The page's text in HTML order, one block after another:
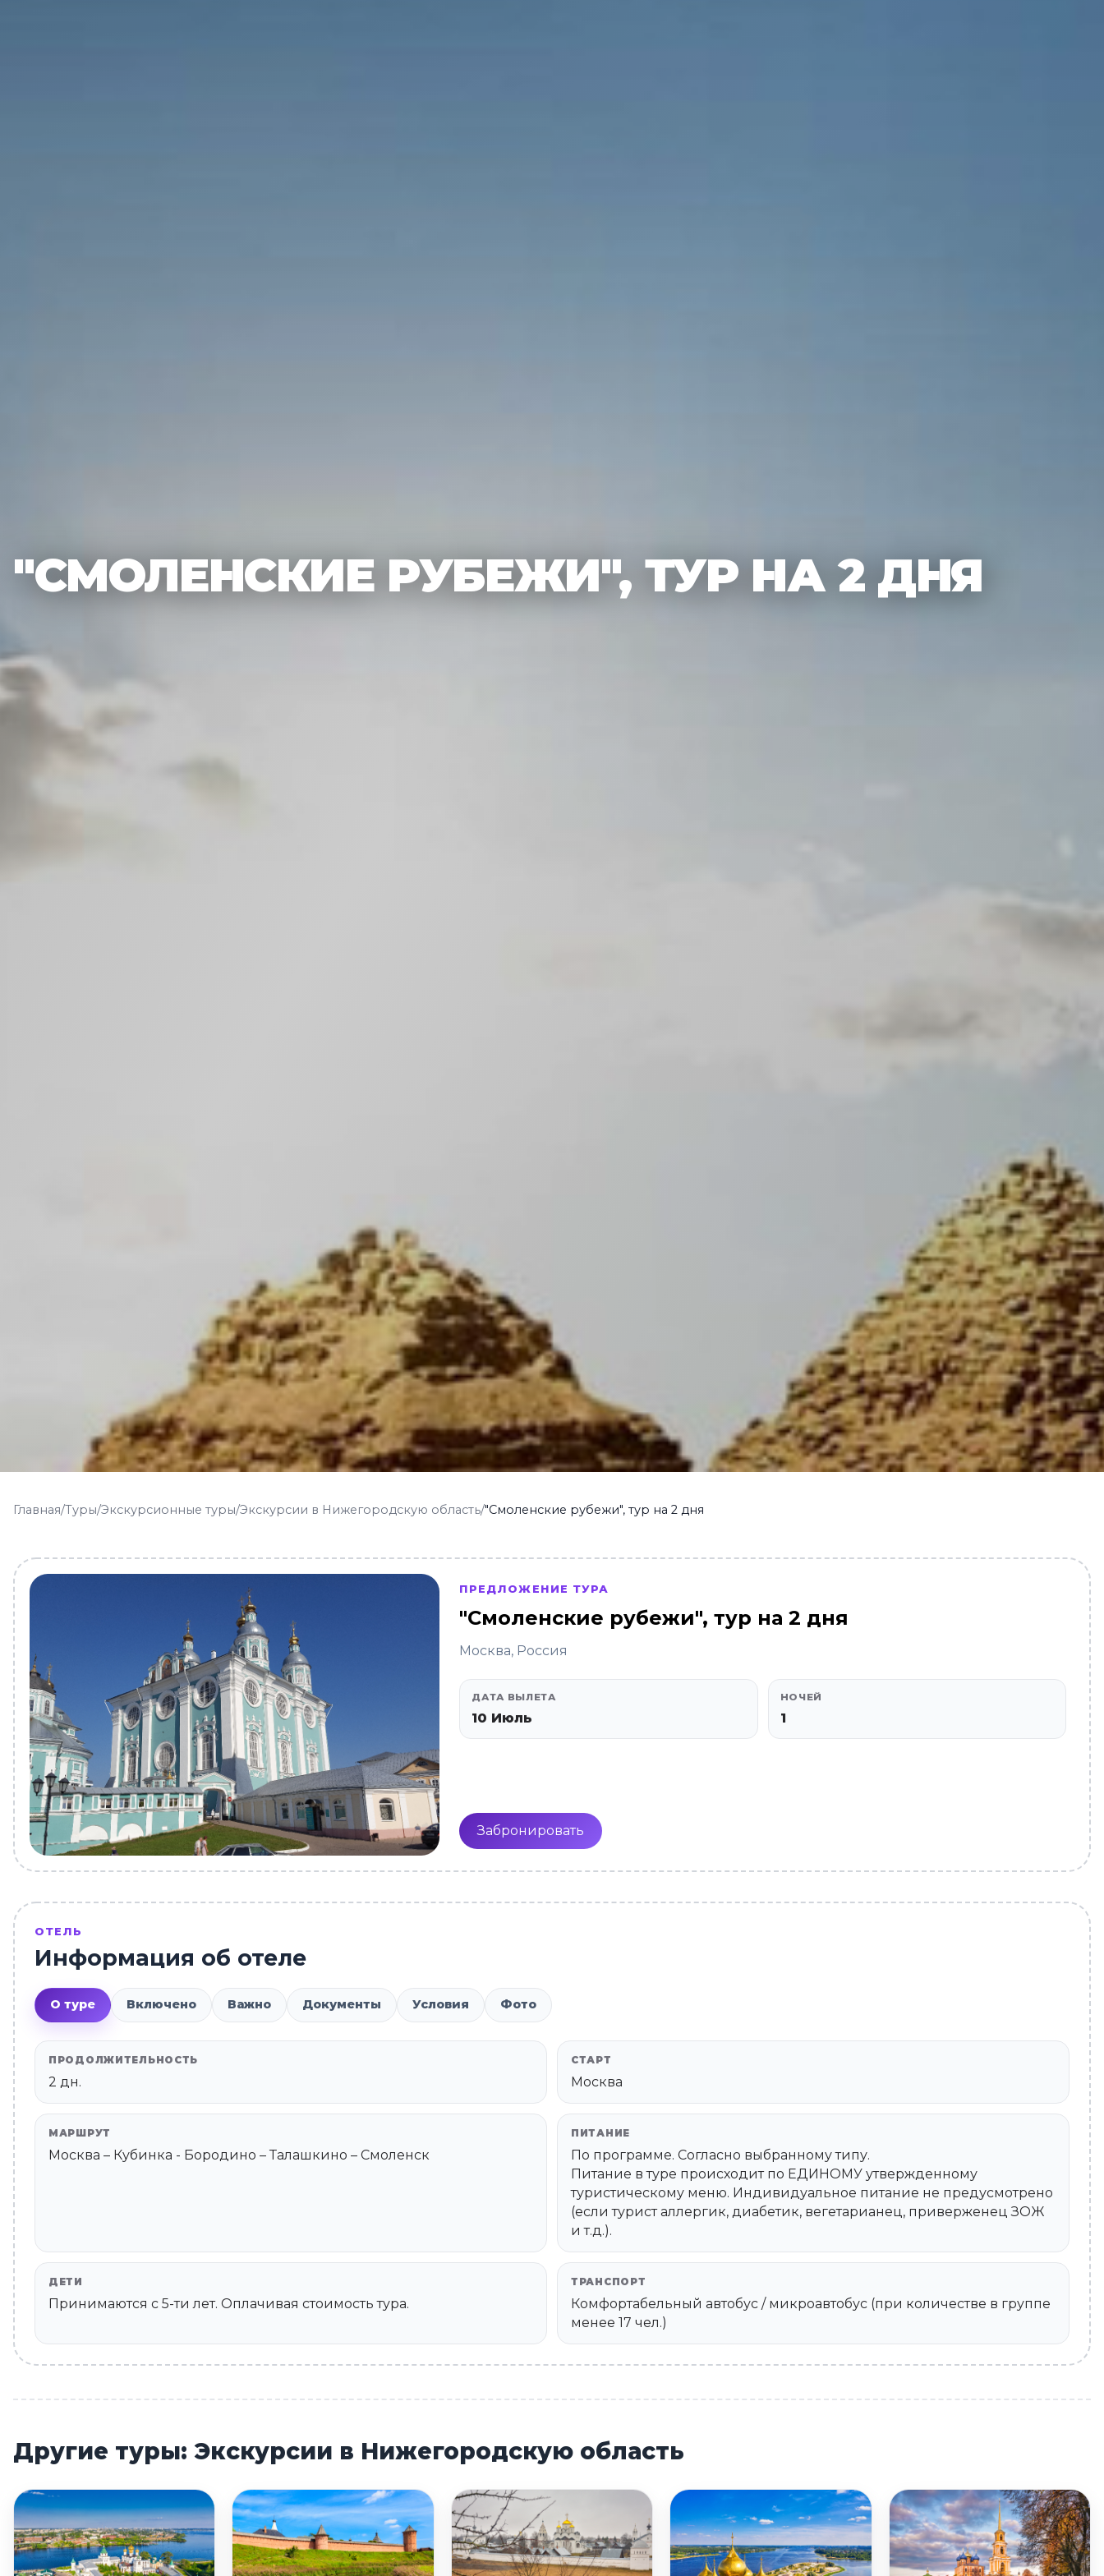
"СМОЛЕНСКИЕ РУБЕЖИ", ТУР НА 2 ДНЯ
Главная/Туры/Экскурсионные туры/Экскурсии в Нижегородскую область/"Смоленские рубежи", тур на 2 дня
ПРЕДЛОЖЕНИЕ ТУРА
"Смоленские рубежи", тур на 2 дня
Москва, Россия
ДАТА ВЫЛЕТА
10 Июль
НОЧЕЙ
1
Забронировать
ОТЕЛЬ
Информация об отеле
О туре Включено Важно Документы Условия Фото
ПРОДОЛЖИТЕЛЬНОСТЬ
2 дн.
СТАРТ
Москва
МАРШРУТ
Москва – Кубинка - Бородино – Талашкино – Смоленск
ПИТАНИЕ
По программе. Согласно выбранному типу.
Питание в туре происходит по ЕДИНОМУ утвержденному
туристическому меню. Индивидуальное питание не предусмотрено
(если турист аллергик, диабетик, вегетарианец, приверженец ЗОЖ
и т.д.).
ДЕТИ
Принимаются c 5-ти лет. Оплачивая стоимость тура.
ТРАНСПОРТ
Комфортабельный автобус / микроавтобус (при количестве в группе
менее 17 чел.)
Другие туры: Экскурсии в Нижегородскую область